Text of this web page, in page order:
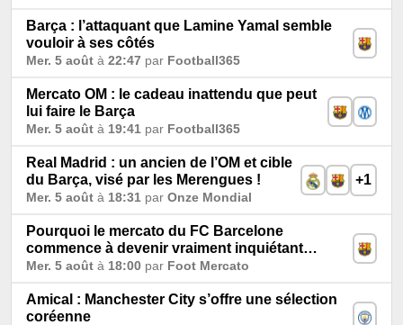
Barça : l’attaquant que Lamine Yamal semble
vouloir à ses côtés
Mer. 5 août à 22:47 par Football365
Mercato OM : le cadeau inattendu que peut
lui faire le Barça
Mer. 5 août à 19:41 par Football365
Real Madrid : un ancien de l’OM et cible
du Barça, visé par les Merengues !
Mer. 5 août à 18:31 par Onze Mondial
+1
Pourquoi le mercato du FC Barcelone
commence à devenir vraiment inquiétant…
Mer. 5 août à 18:00 par Foot Mercato
Amical : Manchester City s’offre une sélection
coréenne